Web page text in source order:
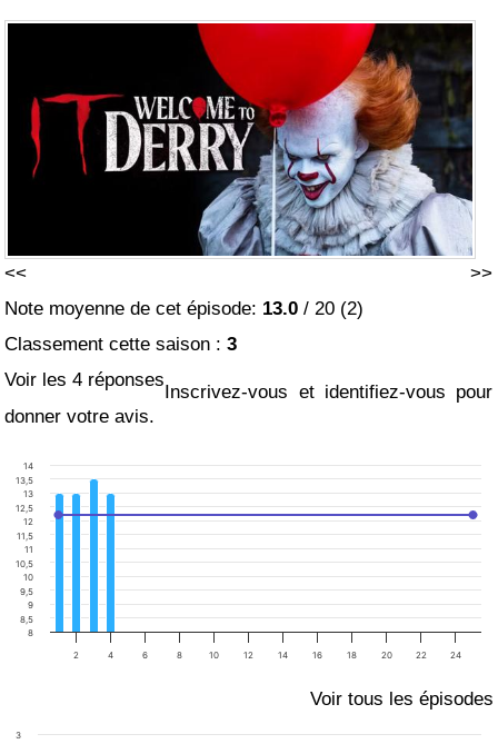
<<
>>
Note moyenne de cet épisode: 13.0 / 20 (2)
Classement cette saison :3
Voir les 4 réponses
Inscrivez-vous et identifiez-vous pour
donner votre avis.
2 4 6 8 10 12 14 16 18 20 22 24
8
8,5
9
9,5
10
10,5
11
11,5
12
12,5
13
13,5
14
Voir tous les épisodes
3